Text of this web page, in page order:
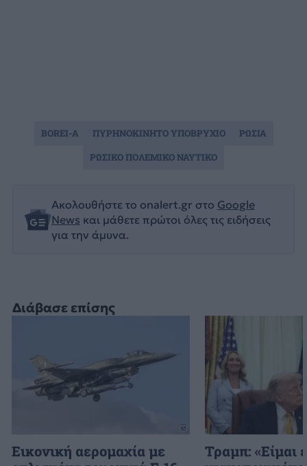
Διάβασε επίσης
Εικονική αερομαχία με
Τραμπ: «Είμαι
Ακολουθήστε το onalert.gr στο Google
News και μάθετε πρώτοι όλες τις ειδήσεις
για την άμυνα.
BOREI-A ΠΥΡΗΝΟΚΙΝΗΤΟ ΥΠΟΒΡΥΧΙΟ
ΡΩΣΙΑ
ΡΩΣΙΚΟ ΠΟΛΕΜΙΚΟ ΝΑΥΤΙΚΟ